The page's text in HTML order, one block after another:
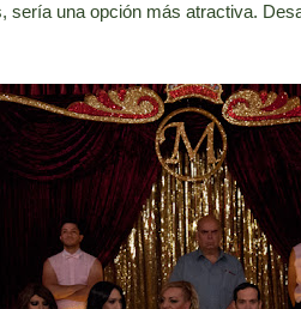
sería una opción más atractiva.